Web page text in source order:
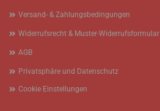
Versand- & Zahlungsbedingungen
Widerrufsrecht & Muster-Widerrufsformular
AGB
Privatsphäre und Datenschutz
Cookie Einstellungen